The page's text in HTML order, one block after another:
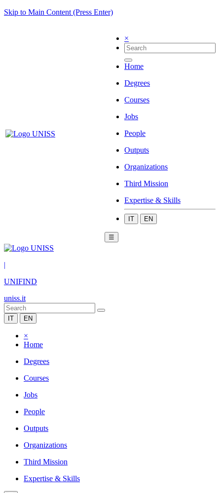
Skip to Main Content (Press Enter)
×
Home
Degrees
Courses
Jobs
People
Outputs
Organizations
Third Mission
Expertise & Skills
IT EN
☰
|
UNIFIND
uniss.it
IT EN
×
Home
Degrees
Courses
Jobs
People
Outputs
Organizations
Third Mission
Expertise & Skills